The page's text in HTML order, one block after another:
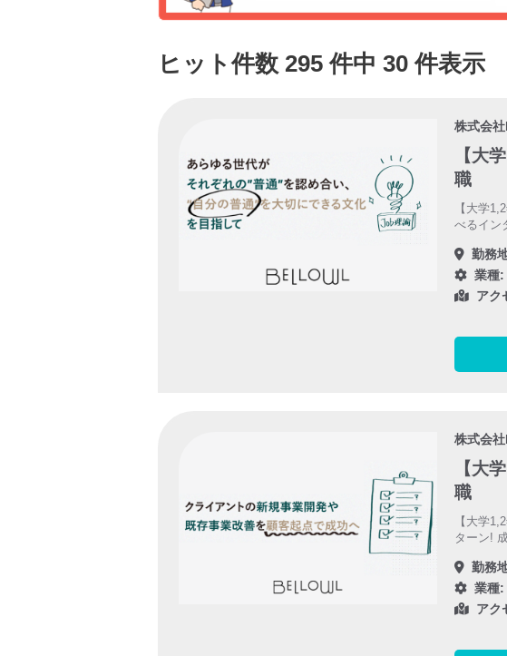
ヒット件数 295 件中 30 件表示
株式会
【大
職
【大学
べるイン
勤務
業種:
アク
株式会
【大
職
【大学
ターン!
勤務
業種:
アク